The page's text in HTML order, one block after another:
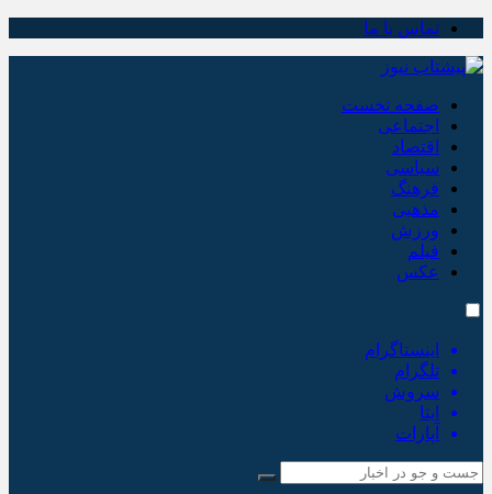
تماس با ما
صفحه نخست
اجتماعی
اقتصاد
سیاسی
فرهنگ
مذهبی
ورزش
فیلم
عکس
اینستاگرام
تلگرام
سروش
ایتا
آپارات